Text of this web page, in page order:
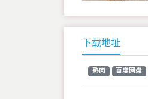
下载地址
熟肉 百度网盘